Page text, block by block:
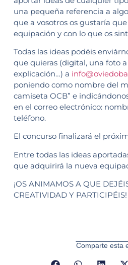
una pequeña referencia a
que a vosotros os gustaría
equipación y con lo que os
Todas las ideas podéis
que quieras (digital, una foto
explicación…) a
poniendo como nombre del
camiseta OCB” e
en el correo electrónico:
teléfono.
El concurso finalizará el
Entre todas las ideas
que adquirirá la nueva
¡OS ANIMAMOS A QUE
CREATIVIDAD Y PARTICIPÉIS!
Comparte esta